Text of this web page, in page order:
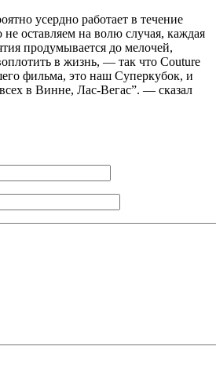
усердно работает в течение
оставляем на волю случая, каждая
продумывается до мелочей,
в жизнь, — так что Couture
фильма, это наш Суперкубок, и
в Винне, Лас-Вегас”. — сказал